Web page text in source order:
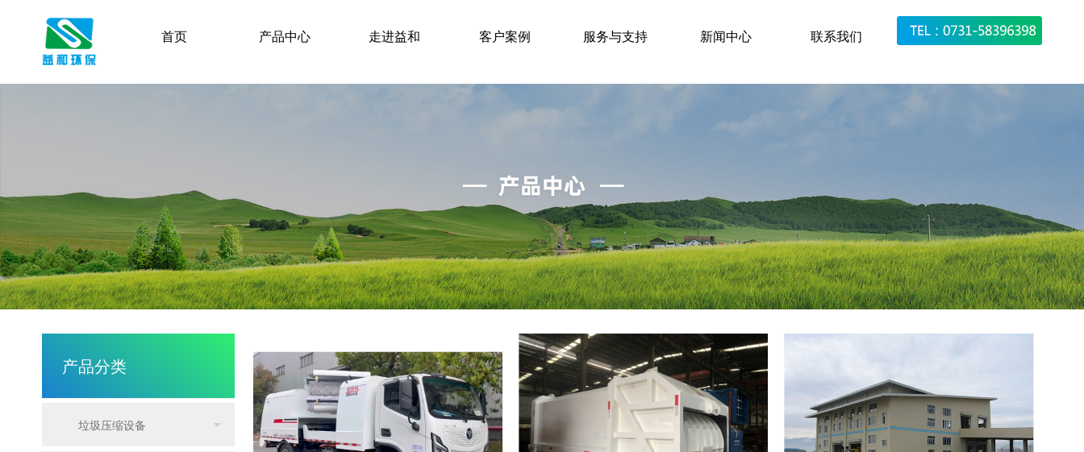
首页 产品中心 走进益和 客户案例 服务与支持 新闻中心 联系我们
产品分类
垃圾压缩设备